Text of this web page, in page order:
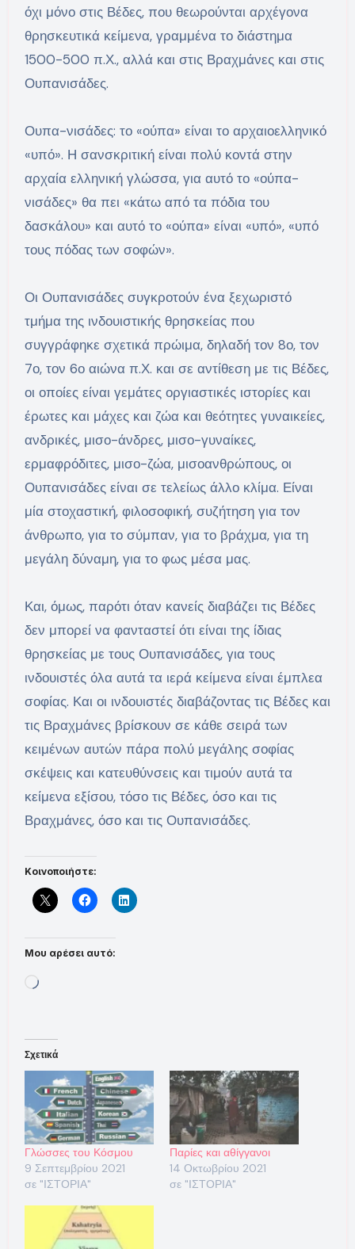
όχι μόνο στις Βέδες, που θεωρούνται αρχέγονα
θρησκευτικά κείμενα, γραμμένα το διάστημα
1500-500 π.Χ., αλλά και στις Βραχμάνες και στις
Ουπανισάδες.
Ουπα-νισάδες: το «ούπα» είναι το αρχαιοελληνικό
«υπό». Η σανσκριτική είναι πολύ κοντά στην
αρχαία ελληνική γλώσσα, για αυτό το «ούπα-
νισάδες» θα πει «κάτω από τα πόδια του
δασκάλου» και αυτό το «ούπα» είναι «υπό», «υπό
τους πόδας των σοφών».
Οι Ουπανισάδες συγκροτούν ένα ξεχωριστό
τμήμα της ινδουιστικής θρησκείας που
συγγράφηκε σχετικά πρώιμα, δηλαδή τον 8ο, τον
7ο, τον 6ο αιώνα π.Χ. και σε αντίθεση με τις Βέδες,
οι οποίες είναι γεμάτες οργιαστικές ιστορίες και
έρωτες και μάχες και ζώα και θεότητες γυναικείες,
ανδρικές, μισο-άνδρες, μισο-γυναίκες,
ερμαφρόδιτες, μισο-ζώα, μισοανθρώπους, οι
Ουπανισάδες είναι σε τελείως άλλο κλίμα. Είναι
μία στοχαστική, φιλοσοφική, συζήτηση για τον
άνθρωπο, για το σύμπαν, για το βράχμα, για τη
μεγάλη δύναμη, για το φως μέσα μας.
Και, όμως, παρότι όταν κανείς διαβάζει τις Βέδες
δεν μπορεί να φανταστεί ότι είναι της ίδιας
θρησκείας με τους Ουπανισάδες, για τους
ινδουιστές όλα αυτά τα ιερά κείμενα είναι έμπλεα
σοφίας. Και οι ινδουιστές διαβάζοντας τις Βέδες και
τις Βραχμάνες βρίσκουν σε κάθε σειρά των
κειμένων αυτών πάρα πολύ μεγάλης σοφίας
σκέψεις και κατευθύνσεις και τιμούν αυτά τα
κείμενα εξίσου, τόσο τις Βέδες, όσο και τις
Βραχμάνες, όσο και τις Ουπανισάδες.
Κοινοποιήστε:
Μου αρέσει αυτό:
Loading…
Σχετικά
Γλώσσες του Κόσμου
9 Σεπτεμβρίου 2021
σε "ΙΣΤΟΡΙΑ"
Παρίες και αθίγγανοι
14 Οκτωβρίου 2021
σε "ΙΣΤΟΡΙΑ"